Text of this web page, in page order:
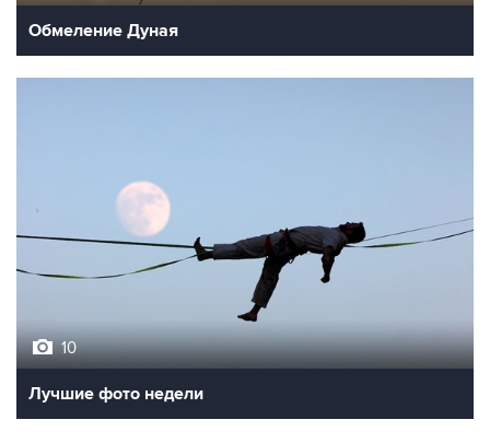
Обмеление Дуная
10
Лучшие фото недели